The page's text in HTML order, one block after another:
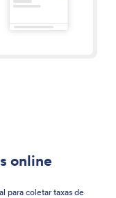
online
para coletar taxas de